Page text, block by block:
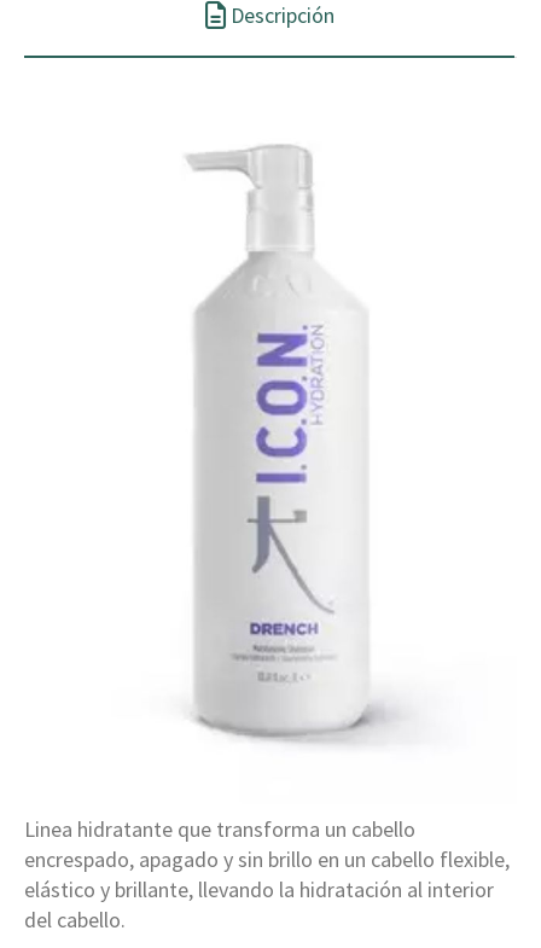
Descripción
Linea hidratante que transforma un cabello
encrespado, apagado y sin brillo en un cabello flexible,
elástico y brillante, llevando la hidratación al interior
del cabello.